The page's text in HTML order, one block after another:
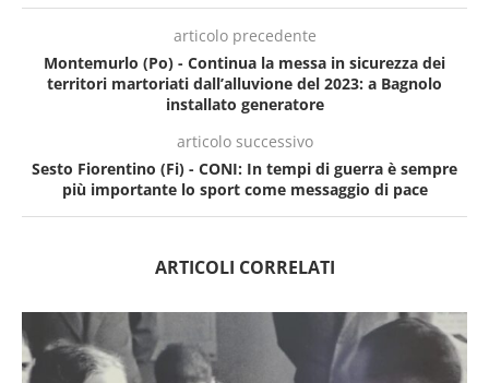
articolo precedente
Montemurlo (Po) - Continua la messa in sicurezza dei
territori martoriati dall’alluvione del 2023: a Bagnolo
installato generatore
articolo successivo
Sesto Fiorentino (Fi) - CONI: In tempi di guerra è sempre
più importante lo sport come messaggio di pace
ARTICOLI CORRELATI